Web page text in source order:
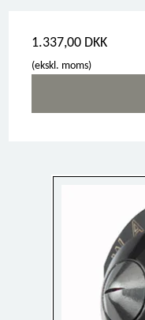
1.337,00 DKK
(ekskl. moms)